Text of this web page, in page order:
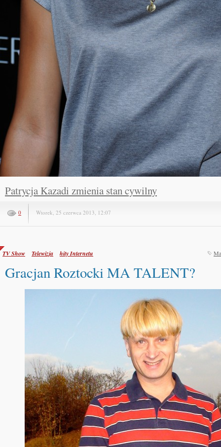
Patrycja Kazadi zmienia stan cywilny
0 Wtorek, 25 czerwca 2013, 12:07
TV Show Telewizja hity Internetu
Gracjan Roztocki MA TALENT?